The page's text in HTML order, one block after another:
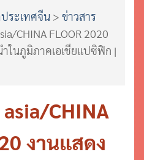
ระเทศจีน> ข่าวสาร
CHINA FLOOR 2020
ในภูมิภาคเอเชียแปซิฟิก |
asia/CHINA
งานแสดง